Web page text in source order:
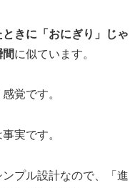
きに「おにぎり」じゃ
に似ています。
覚です。
実です。
プル設計なので、「進